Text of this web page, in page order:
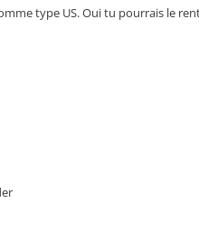
type US. Oui tu pourrais le